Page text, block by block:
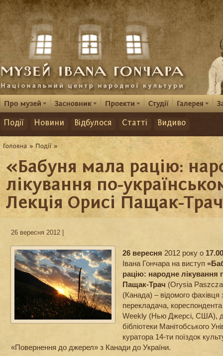
Події Новини Відбулося Статті Видиво
«Бабуня мала рацію:
лікування по-
Лекція Орисі Пащак-
26 вересня 2012 |
26 вересня 2012 року о 17.00
Івана Гончара на виступ
рацію: народне лікування
Пащак-Трач (Orysia
(Канада) – відомого фахівця
перекладача,
Weekly (Нью Джерсі, США),
бібліотеки Манітобського
куратора 14-ти поїздок
«Повернення до джерел» з Канади до України.